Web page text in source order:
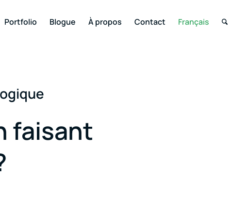
Portfolio Blogue À propos Contact Français
faisant